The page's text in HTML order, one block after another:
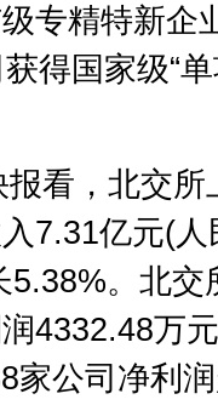
专精特新企
得国家级“
看，北交所
7.31亿元(人
5.38%。北交
4332.48万
家公司净利